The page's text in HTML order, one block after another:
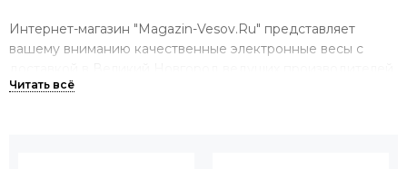
Интернет-магазин "Magazin-Vesov.Ru" представляет
вашему вниманию качественные электронные весы с
У нас вы можете купить весы на все случаи жизни,